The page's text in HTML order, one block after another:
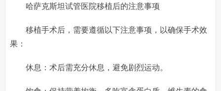
哈萨克斯坦试管医院移植后的注意事项
移植手术后，需要遵循以下注意事项，以确保手术效
果：
休息：术后需充分休息，避免剧烈运动。